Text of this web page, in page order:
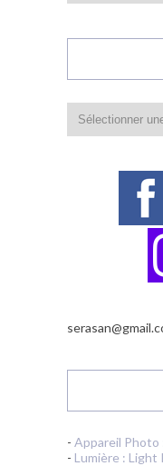
- Appareil Photo
- Lumière : Light